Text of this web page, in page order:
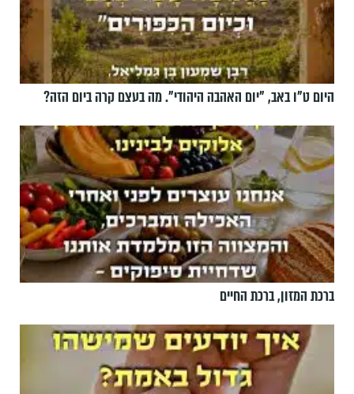
היום ט"ו באב, ”יום האהבה היהודי". מה בעצם קרה ביום הזה?
ברכת המזון, ברכת החיים